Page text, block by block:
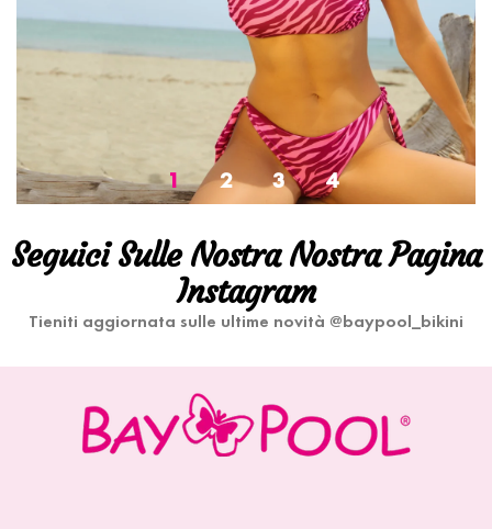
1 2 3 4
Seguici Sulle Nostra Nostra Pagina
Instagram
Tieniti aggiornata sulle ultime novità @baypool_bikini